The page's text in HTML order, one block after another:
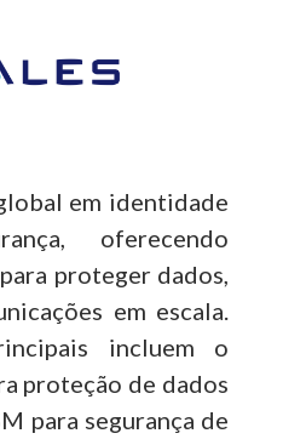
em identidade
oferecendo
proteger dados,
em escala.
incluem o
proteção de dados
para segurança de